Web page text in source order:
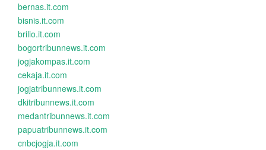
bernas.it.com
bisnis.it.com
brilio.it.com
bogortribunnews.it.com
jogjakompas.it.com
cekaja.it.com
jogjatribunnews.it.com
dkitribunnews.it.com
medantribunnews.it.com
papuatribunnews.it.com
cnbcjogja.it.com